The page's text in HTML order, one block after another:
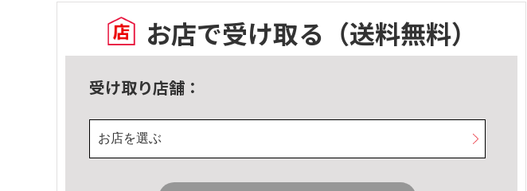
お店で受け取る （送料無料）
受け取り店舗：
お店を選ぶ